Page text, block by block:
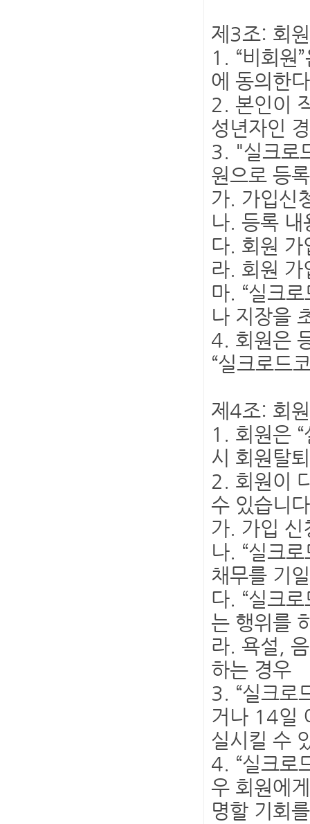
제3조: 회
1. “비회원
에 동의한
2. 본인이
성년자인
3. "실크로
원으로 등
가. 가입신
나. 등록
다. 회원 가
라. 회원 가
마. “실크
나 지장을
4. 회원은
“실크로드
제4조: 회
1. 회원은
시 회원탈
2. 회원이
수 있습니
가. 가입
나. “실크
채무를 기
다. “실크
는 행위를
라. 욕설,
하는 경우
3. “실크로
거나 14일
실시킬 수
4. “실크로
우 회원에
명할 기회